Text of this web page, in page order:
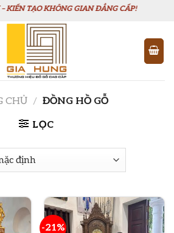
TẠO KHÔNG GIAN ĐẲNG CẤP!
CHỦ / ĐỒNG HỒ GỖ
LỌC
-21%